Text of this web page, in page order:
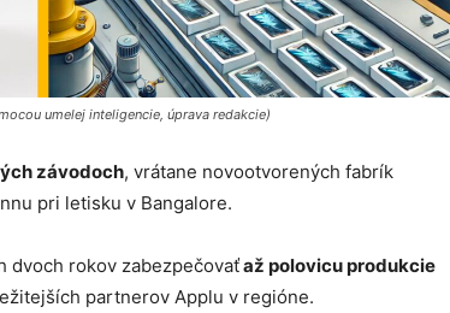
umelej inteligencie, úprava redakcie)
závodoch, vrátane novootvorených fabrík
pri letisku v Bangalore.
dvoch rokov zabezpečovaťaž polovicu produkcie
partnerov Applu v regióne.